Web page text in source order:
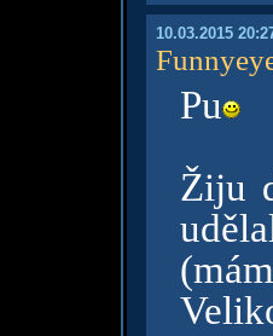
10.03.2015
Pu
Žiju